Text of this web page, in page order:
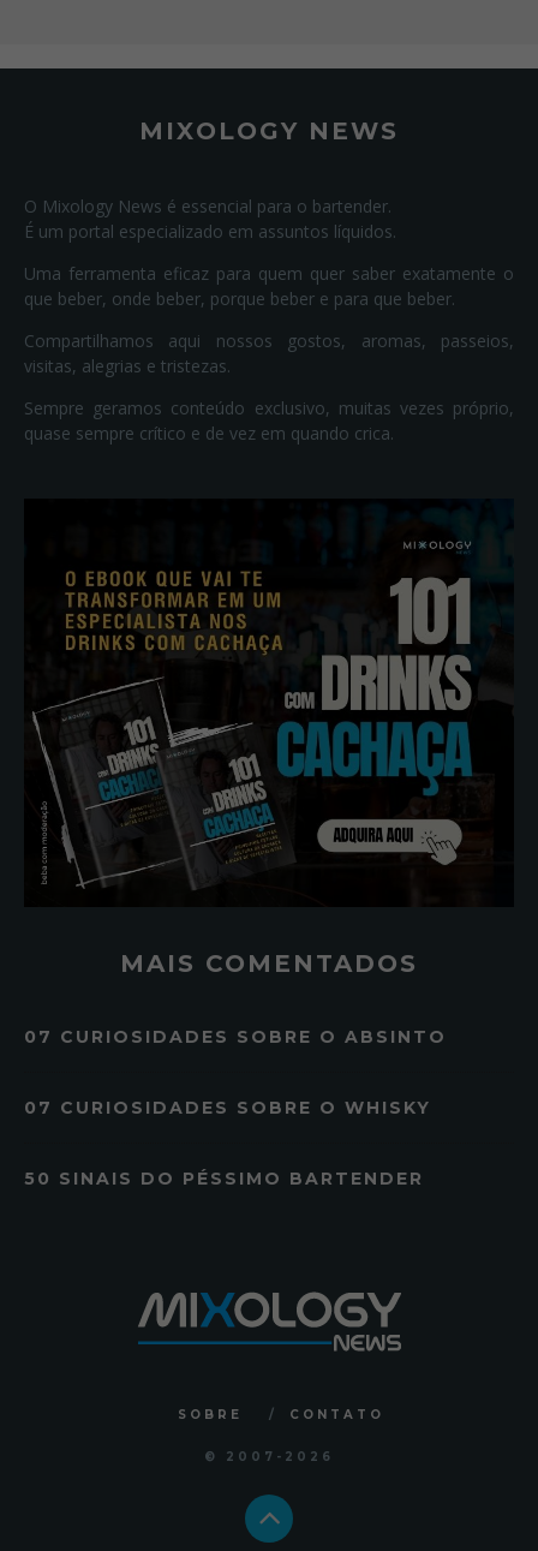
MIXOLOGY NEWS
O Mixology News é essencial para o bartender.
É um portal especializado em assuntos líquidos.
Uma ferramenta eficaz para quem quer saber exatamente o
que beber, onde beber, porque beber e para que beber.
Compartilhamos aqui nossos gostos, aromas, passeios,
visitas, alegrias e tristezas.
Sempre geramos conteúdo exclusivo, muitas vezes próprio,
quase sempre crítico e de vez em quando crica.
MAIS COMENTADOS
07 CURIOSIDADES SOBRE O ABSINTO
07 CURIOSIDADES SOBRE O WHISKY
50 SINAIS DO PÉSSIMO BARTENDER
SOBRE CONTATO
© 2007 -2026